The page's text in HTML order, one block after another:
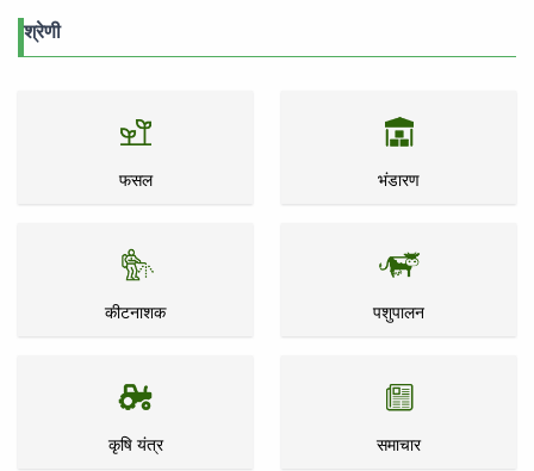
श्रेणी
फसल भंडारण
कीटनाशक पशुपालन
कृषि यंत्र समाचार